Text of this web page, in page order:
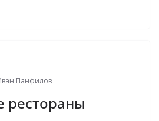
Панфилов
рестораны